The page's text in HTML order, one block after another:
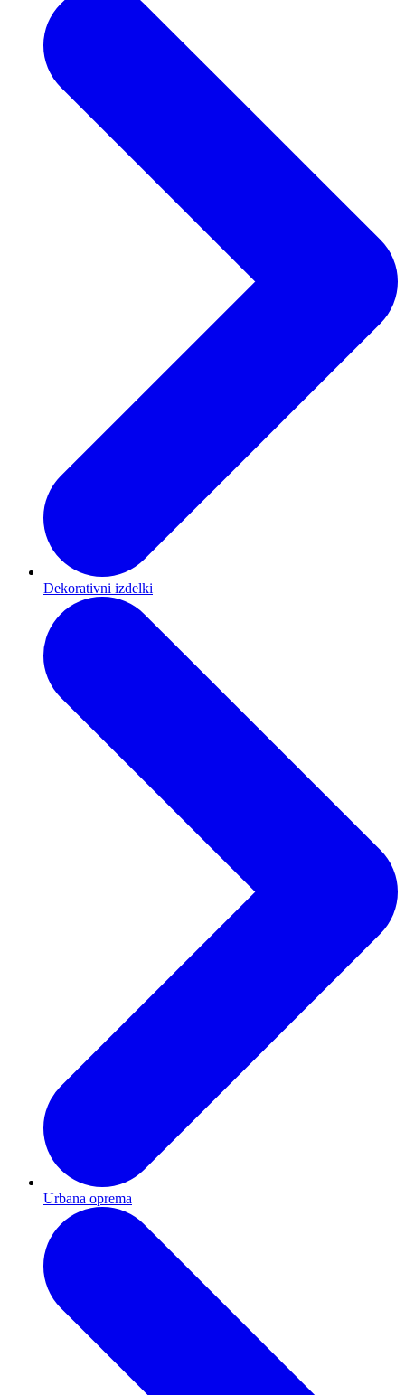
Dekorativni izdelki
Urbana oprema